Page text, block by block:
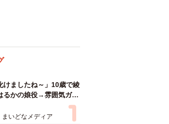
けましたね～」10歳で綾
るかの娘役→雰囲気ガラ
18歳に成長 「メイクで
気が」「宝塚に入れそ
まいどなメディア